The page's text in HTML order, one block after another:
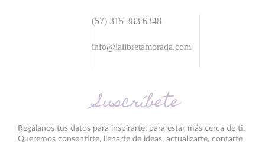
(57) 315 383 6348
info@lalibretamorada.com
Suscríbete
Regálanos tus datos para inspirarte, para estar más cerca de ti.
Queremos consentirte, llenarte de ideas, actualizarte, contarte